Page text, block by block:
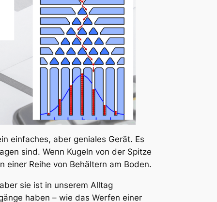
einfaches, aber geniales Gerät. Es
sind. Wenn Kugeln von der Spitze
Reihe von Behältern am Boden.
sie ist in unserem Alltag
haben – wie das Werfen einer